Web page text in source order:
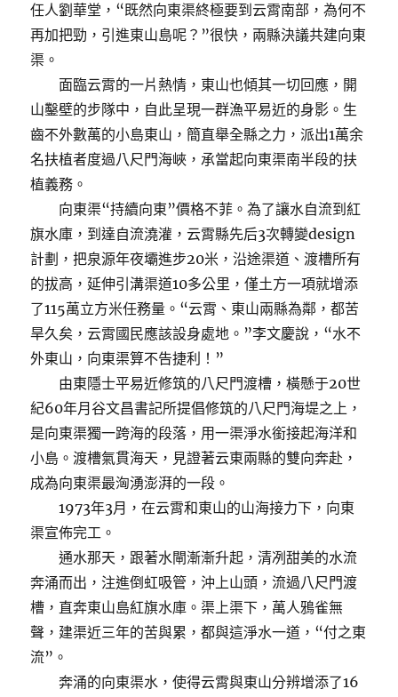
任人劉華堂，“既然向東渠終極要到云霄南部，為何不
再加把勁，引進東山島呢？”很快，兩縣決議共建向東
渠。
面臨云霄的一片熱情，東山也傾其一切回應，開
山鑿壁的步隊中，自此呈現一群漁平易近的身影。生
齒不外數萬的小島東山，簡直舉全縣之力，派出1萬余
名扶植者度過八尺門海峽，承當起向東渠南半段的扶
植義務。
向東渠“持續向東”價格不菲。為了讓水自流到紅
旗水庫，到達自流澆灌，云霄縣先后3次轉變design
計劃，把泉源年夜壩進步20米，沿途渠道、渡槽所有
的拔高，延伸引溝渠道10多公里，僅土方一項就增添
了115萬立方米任務量。“云霄、東山兩縣為鄰，都苦
旱久矣，云霄國民應該設身處地。”李文慶說，“水不
外東山，向東渠算不告捷利！”
由東隱士平易近修筑的八尺門渡槽，橫懸于20世
紀60年月谷文昌書記所提倡修筑的八尺門海堤之上，
是向東渠獨一跨海的段落，用一渠淨水銜接起海洋和
小島。渡槽氣貫海天，見證著云東兩縣的雙向奔赴，
成為向東渠最洶湧澎湃的一段。
1973年3月，在云霄和東山的山海接力下，向東
渠宣佈完工。
通水那天，跟著水閘漸漸升起，清冽甜美的水流
奔涌而出，注進倒虹吸管，沖上山頭，流過八尺門渡
槽，直奔東山島紅旗水庫。渠上渠下，萬人鴉雀無
聲，建渠近三年的苦與累，都與這淨水一道，“付之東
流”。
奔涌的向東渠水，使得云霄與東山分辨增添了16